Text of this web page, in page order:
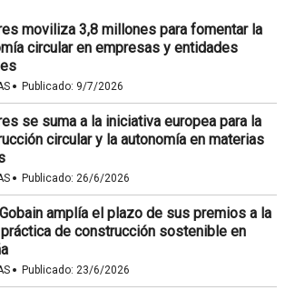
moviliza 3,8 millones para fomentar la
circular en empresas y entidades
· Publicado: 9/7/2026
se suma a la iniciativa europea para la
circular y la autonomía en materias
· Publicado: 26/6/2026
amplía el plazo de sus premios a la
de construcción sostenible en
· Publicado: 23/6/2026